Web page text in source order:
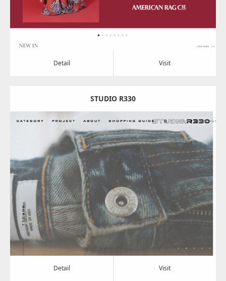
Detail Visit
STUDIO R330
Update: 2024.08.07
Category:アパレル・バッグ
Detail Visit
Detail Visit